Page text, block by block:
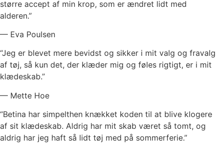
større accept af min krop, som er ændret lidt med
alderen.”
— Eva Poulsen
“Jeg er blevet mere bevidst og sikker i mit valg og fravalg
af tøj, så kun det, der klæder mig og føles rigtigt, er i mit
klædeskab.”
— Mette Hoe
“Betina har simpelthen knækket koden til at blive klogere
af sit klædeskab. Aldrig har mit skab været så tomt, og
aldrig har jeg haft så lidt tøj med på sommerferie.”